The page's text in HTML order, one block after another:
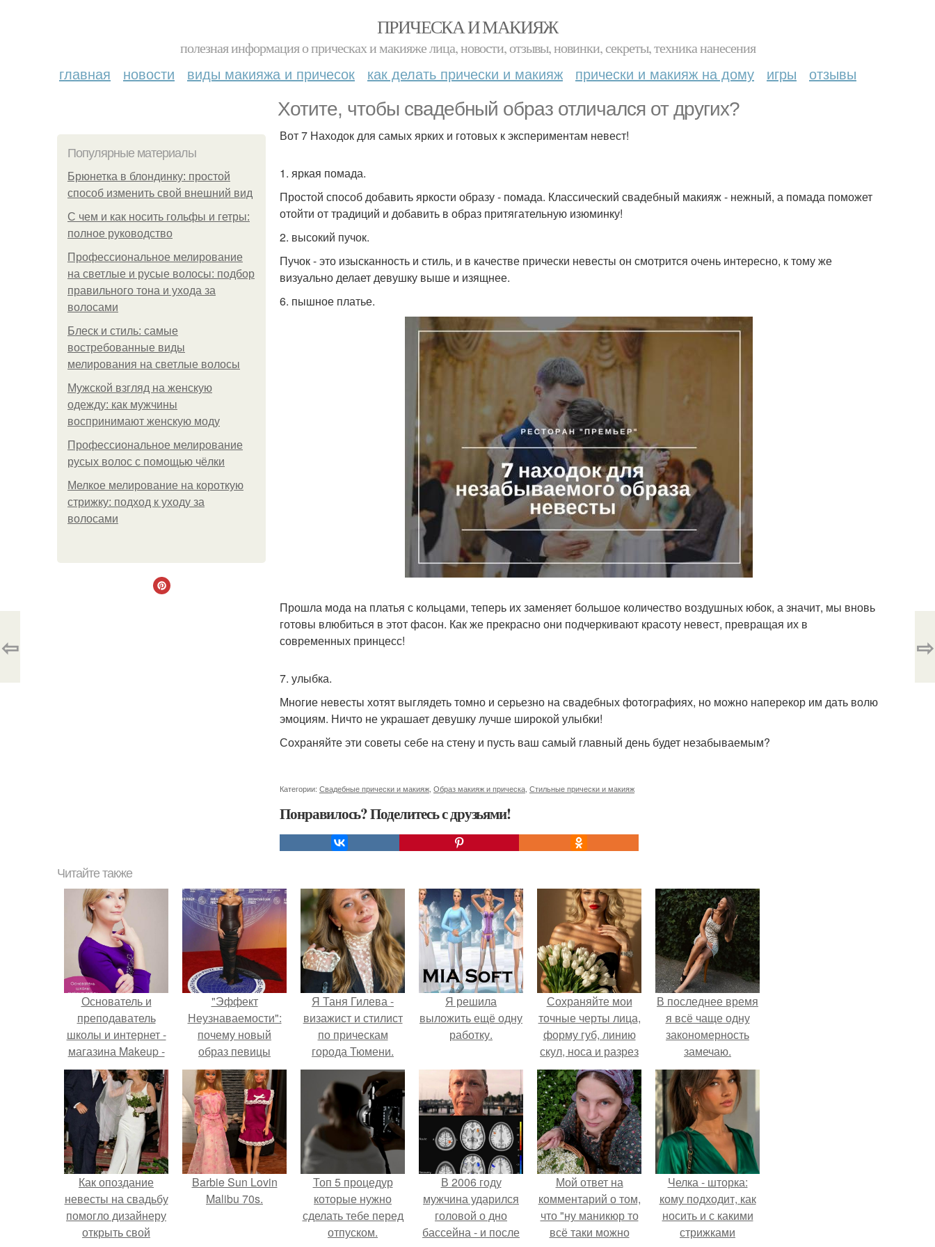
ПРИЧЕСКА И МАКИЯЖ
полезная информация о прическах и макияже лица, новости, отзывы, новинки, секреты, техника нанесения
главная новости виды макияжа и причесок как делать прически и макияж прически и макияж на дому игры отзывы
Хотите, чтобы свадебный образ отличался от других?
Популярные материалы
Брюнетка в блондинку: простой
способ изменить свой внешний вид
С чем и как носить гольфы и гетры:
полное руководство
Профессиональное мелирование
на светлые и русые волосы: подбор
правильного тона и ухода за
волосами
Блеск и стиль: самые
востребованные виды
мелирования на светлые волосы
Мужской взгляд на женскую
одежду: как мужчины
воспринимают женскую моду
Профессиональное мелирование
русых волос с помощью чёлки
Мелкое мелирование на короткую
стрижку: подход к уходу за
волосами
Вот 7 Находок для самых ярких и готовых к экспериментам невест!
1. яркая помада.
Простой способ добавить яркости образу - помада. Классический свадебный макияж - нежный, а помада поможет
отойти от традиций и добавить в образ притягательную изюминку!
2. высокий пучок.
Пучок - это изысканность и стиль, и в качестве прически невесты он смотрится очень интересно, к тому же
визуально делает девушку выше и изящнее.
6. пышное платье.
Прошла мода на платья с кольцами, теперь их заменяет большое количество воздушных юбок, а значит, мы вновь
готовы влюбиться в этот фасон. Как же прекрасно они подчеркивают красоту невест, превращая их в
современных принцесс!
7. улыбка.
Многие невесты хотят выглядеть томно и серьезно на свадебных фотографиях, но можно наперекор им дать волю
эмоциям. Ничто не украшает девушку лучше широкой улыбки!
Сохраняйте эти советы себе на стену и пусть ваш самый главный день будет незабываемым?
Категории: Свадебные прически и макияж Образ макияж и прическа Стильные прически и макияж
Понравилось? Поделитесь с друзьями!
⇦ ⇨
Читайте также
Основатель и
преподаватель
школы и интернет -
магазина Makeup -
spb.
"Эффект
Неузнаваемости":
почему новый
образ певицы
вызвал споры о
гранях
возможного?
Я Таня Гилева -
визажист и стилист
по прическам
города Тюмени.
Я решила
выложить ещё одну
работку.
Сохраняйте мои
точные черты лица,
форму губ, линию
скул, носа и разрез
глаз.
В последнее время
я всё чаще одну
закономерность
замечаю.
Как опоздание
невесты на свадьбу
помогло дизайнеру
открыть свой
Barbie Sun Lovin
Malibu 70s.
Топ 5 процедур
которые нужно
сделать тебе перед
отпуском.
В 2006 году
мужчина ударился
головой о дно
бассейна - и после
Мой ответ на
комментарий о том,
что "ну маникюр то
всё таки можно
Челка - шторка:
кому подходит, как
носить и с какими
стрижками